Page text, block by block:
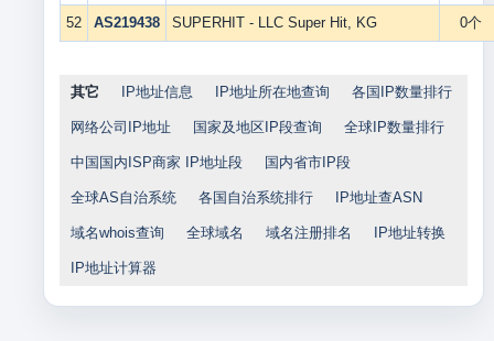
52 AS219438 SUPERHIT - LLC Super Hit, KG 0个
其它 IP地址信息 IP地址所在地查询 各国IP数量排行
网络公司IP地址 国家及地区IP段查询 全球IP数量排行
中国国内ISP商家 IP地址段 国内省市IP段
全球AS自治系统 各国自治系统排行 IP地址查ASN
域名whois查询 全球域名 域名注册排名 IP地址转换
IP地址计算器